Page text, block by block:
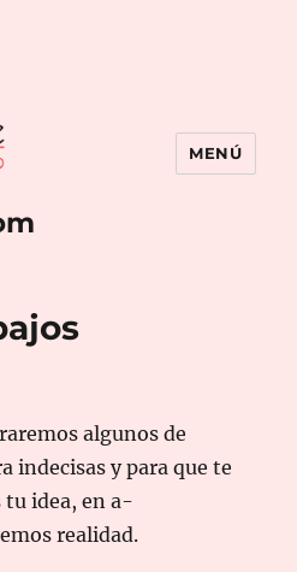
MENÚ
algunos de
indecisas y para que te
tu idea, en a-
realidad.